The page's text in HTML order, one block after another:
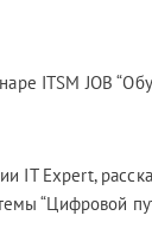
ITSM JOB
IT Expert,
“Цифровой